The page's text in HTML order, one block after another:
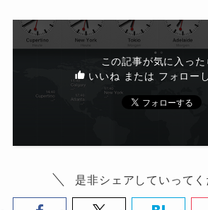
この記事が気に入った
いいね または フォロー
是非シェアしていってく